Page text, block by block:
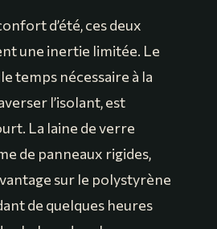
d’été, ces deux
une inertie limitée. Le
temps nécessaire à la
l’isolant, est
La laine de verre
de panneaux rigides,
sur le polystyrène
de quelques heures